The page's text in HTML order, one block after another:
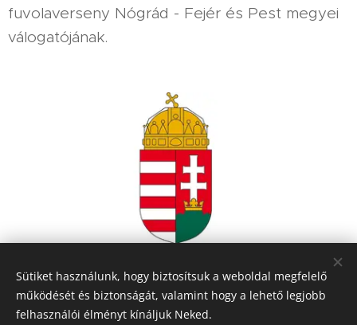
fuvolaverseny Nógrád - Fejér és Pest megyei
válogatójának.
Sütiket használunk, hogy biztosítsuk a weboldal megfelelő
működését és biztonságát, valamint hogy a lehető legjobb
felhasználói élményt kínáljuk Neked.